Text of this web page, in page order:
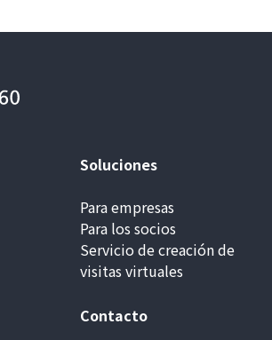
Soluciones
Para empresas
Para los socios
Servicio de creación de
visitas virtuales
Contacto